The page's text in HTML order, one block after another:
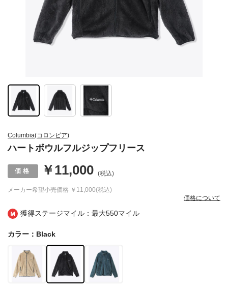
獲得ステージマイル：最大550マイル
Columbia(コロンビア)
ハートボウルフルジップフリース
メーカー希望小売価格 ￥11,000(税込)
￥11,000 (税込)
価格について
カラー：Black